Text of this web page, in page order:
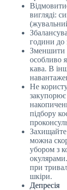
вигляді:
години до
Зменшити
особливо
кава. В
Не
закупорює
підбору
Захищайте
можна
убором з
при
шкіри.
Депресія